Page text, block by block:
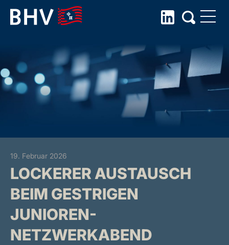
the
content
19. Februar 2026
LOCKERER AUSTAUSCH
BEIM GESTRIGEN
JUNIOREN-
NETZWERKABEND